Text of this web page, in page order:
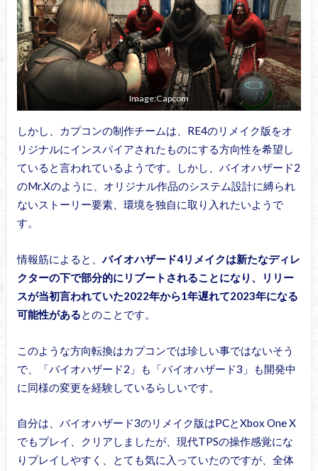
Image:Capcom
しかし、カプコンの制作チームは、RE4のリメイク版をオ
リジナルにインスパイアされたものにする方向性を希望し
ていると言われているようです。しかし、バイオハザード2
のMr.Xのように、オリジナル作品のシステム設計に縛られ
ないストーリー要素、環境を独自に取り入れたいようで
す。
情報筋によると、バイオハザード4リメイクは新たなディレ
クターの下で部分的にリブートされることになり、リリー
スが当初言われていた2022年から1年遅れて2023年になる
可能性があるとのことです。
このような方向転換はカプコンでは珍しい事ではないそう
で、「バイオハザード2」も「バイオハザード3」も開発中
に同様の変更を経験しているらしいです。
自分は、バイオハザード3のリメイク版はPCとXbox One X
でもプレイ、クリアしましたが、現代TPSの操作感覚にな
りプレイしやすく、とても気に入っていたのですが、全体